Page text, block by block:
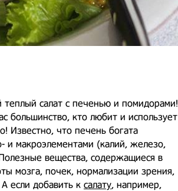
салат с печенью и помидорами!
большинство, кто любит и использует
Известно, что печень богата
и макроэлементами (калий, железо,
вещества, содержащиеся в
мозга, почек, нормализации зрения,
если добавить к салату, например,